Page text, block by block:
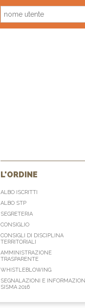
L'ORDINE
ALBO ISCRITTI
ALBO STP
SEGRETERIA
CONSIGLIO
CONSIGLI DI DISCIPLINA
TERRITORIALI
AMMINISTRAZIONE
TRASPARENTE
WHISTLEBLOWING
SEGNALAZIONI E INFORMAZIONI
SISMA 2016